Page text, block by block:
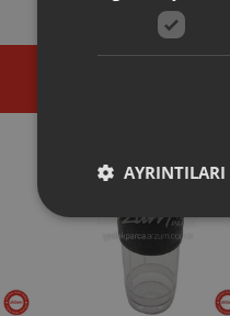
AYRINTILARI